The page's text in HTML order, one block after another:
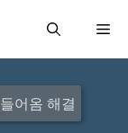
메
어옴 해결